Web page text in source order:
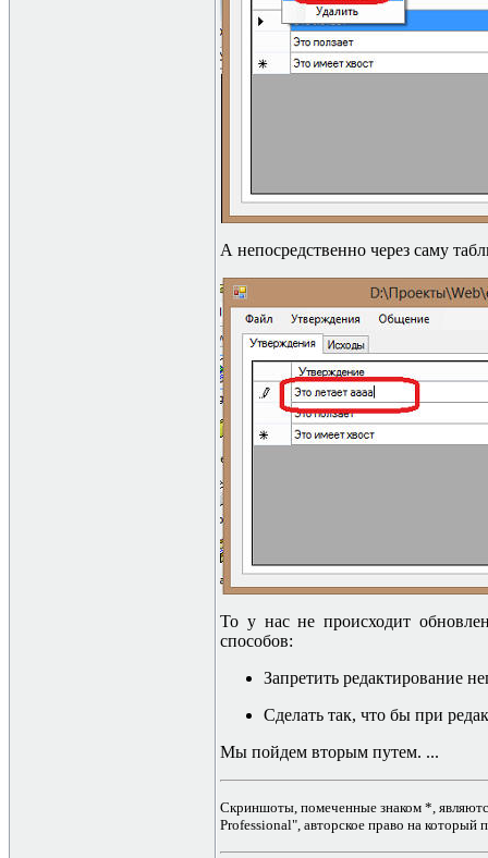
А непосредственно через саму
То у нас не происходит
способов:
Запретить редактирование
Сделать так, что бы при
Мы пойдем вторым путем. ...
Скриншоты, помеченные знаком *,
Professional", авторское право на